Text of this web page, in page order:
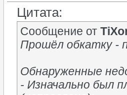
Цитата:
Сообщение от
Прошёл обкатку -
Обнаруженные
- Изначально был